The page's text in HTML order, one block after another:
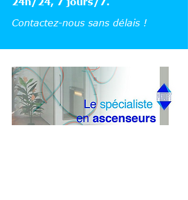
Contactez-nous sans délais !